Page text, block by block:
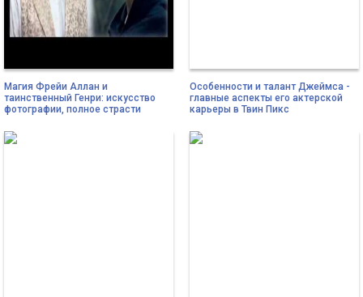
Магия Фрейи Аллан и
таинственный Генри: искусство
фотографии, полное страсти
Особенности и талант Джеймса -
главные аспекты его актерской
карьеры в Твин Пикс